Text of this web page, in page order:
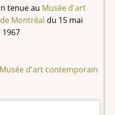
tenue au Musée d'art
Montréal du 15 mai
1967
d'art contemporain